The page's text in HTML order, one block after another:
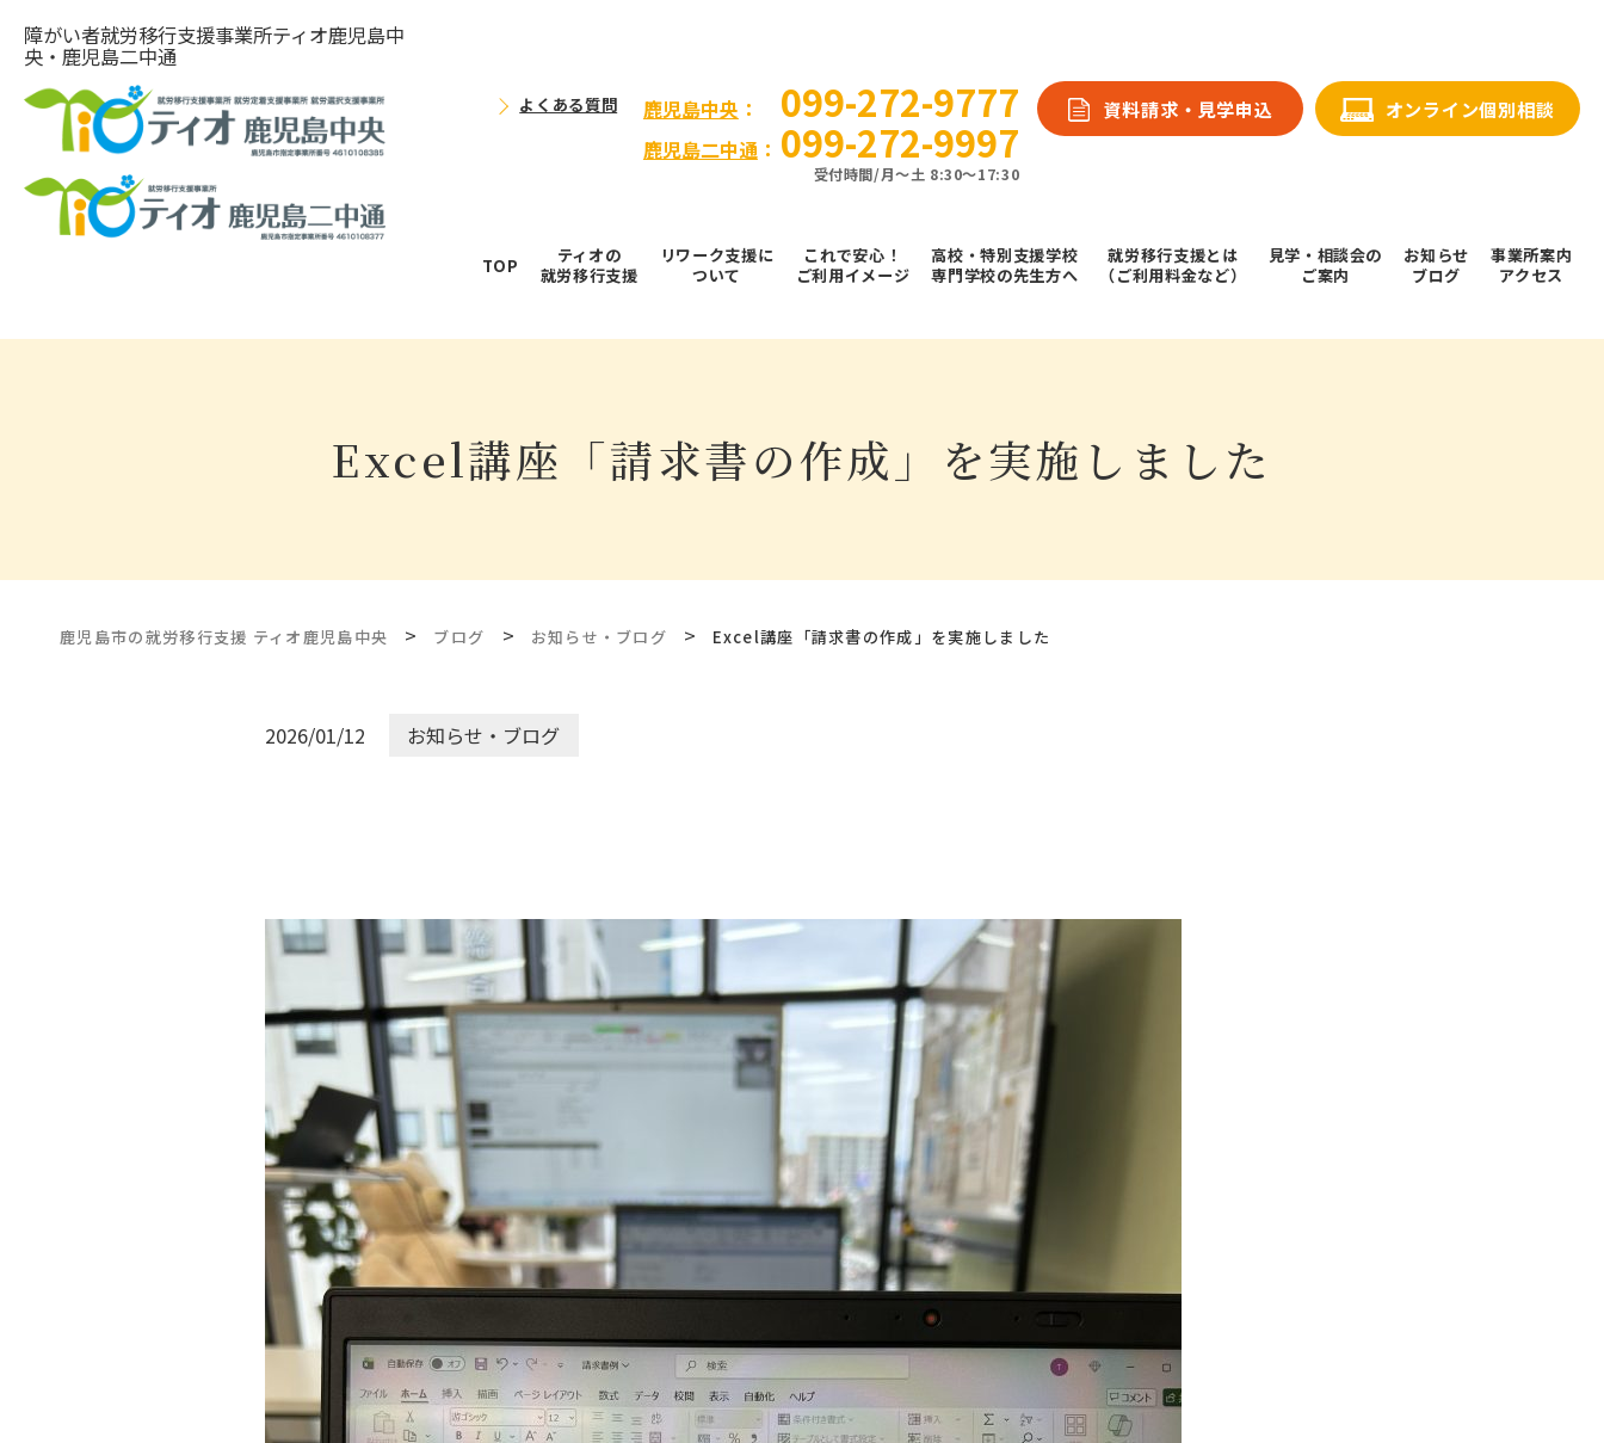
障がい者就労移⾏⽀援事業所ティオ⿅児島中
央・鹿児島二中通
よくある質問 ⿅児島中央 ： 099-272-9777
鹿児島二中通： 099-272-9997
受付時間/⽉〜⼟ 8:30～17:30
資料請求・⾒学申込 オンライン個別相談
TOP
ティオの
就労移⾏⽀援
リワーク支援に
ついて
これで安⼼！
ご利⽤イメージ
高校・特別支援学校
専門学校の先生方へ
就労移行支援とは
（ご利用料金など）
⾒学・相談会の
ご案内
お知らせ
ブログ
事業所案内
アクセス
Excel講座「請求書の作成」を実施しました
鹿児島市の就労移行支援 ティオ鹿児島中央 > ブログ > お知らせ・ブログ > Excel講座「請求書の作成」を実施しました
2026/01/12 お知らせ・ブログ